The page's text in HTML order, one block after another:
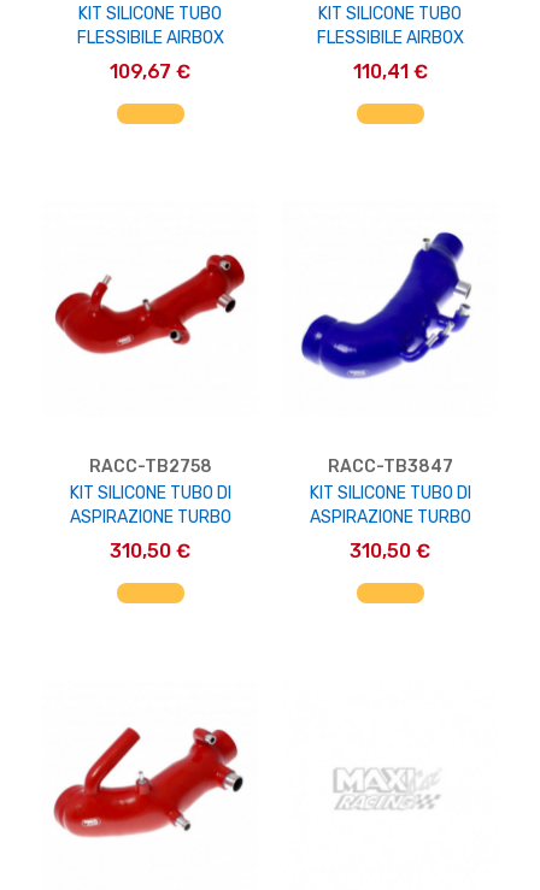
KIT SILICONE TUBO
FLESSIBILE AIRBOX
109,67 €
AGGIUNGI AL CARRELLO
KIT SILICONE TUBO
FLESSIBILE AIRBOX
110,41 €
AGGIUNGI AL CARRELLO
RACC-TB2758
KIT SILICONE TUBO DI
ASPIRAZIONE TURBO
310,50 €
AGGIUNGI AL CARRELLO
RACC-TB3847
KIT SILICONE TUBO DI
ASPIRAZIONE TURBO
310,50 €
AGGIUNGI AL CARRELLO